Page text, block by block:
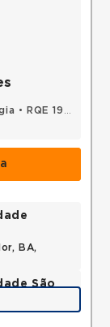
•
RQE 19861 - Clínica médica
BA,
São
BA,